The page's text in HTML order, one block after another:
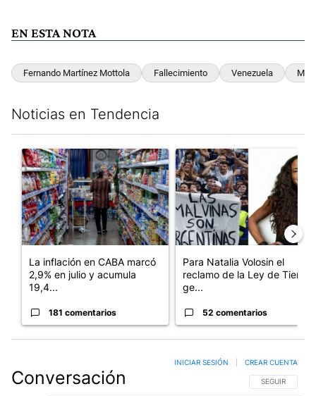
EN ESTA NOTA
Fernando Martínez Mottola Fallecimiento Venezuela
Noticias en Tendencia
Un artículo de tendencia con el título "La inflación en CABA
La inflación en CABA marcó
2,9% en julio y acumula
19,4...
181 comentarios
Un artículo de tendencia con
Para Natalia Volosin el
reclamo de la Ley de Tierras
ge...
52 comentarios
Conversación SIGA ESTA
SEGUIR
INICIAR SESIÓN CREAR CUENTA